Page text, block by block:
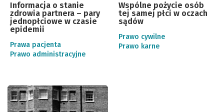
Informacja o stanie
zdrowia partnera – pary
jednopłciowe w czasie
epidemii
Prawa pacjenta
Prawo administracyjne
Wspólne pożycie osób
tej samej płci w oczach
sądów
Prawo cywilne
Prawo karne